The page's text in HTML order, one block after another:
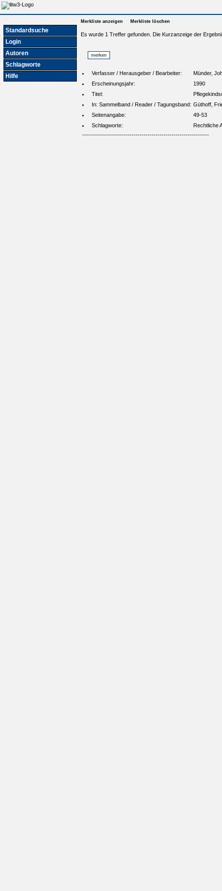
Standardsuche
Login
Autoren
Schlagworte
Hilfe
Merkliste anzeigen Merkliste löschen
Es wurde 1 Treffer gefunden. Die Kurzanzeige der
Verfasser / Herausgeber / Bearbeiter:
Münder,
Erscheinungsjahr:
1990
Titel:
In: Sammelband / Reader / Tagungsband: Güthoff,
Seitenangabe:
49-53
Schlagworte:
Rechtliche
----------------------------------------------------------------